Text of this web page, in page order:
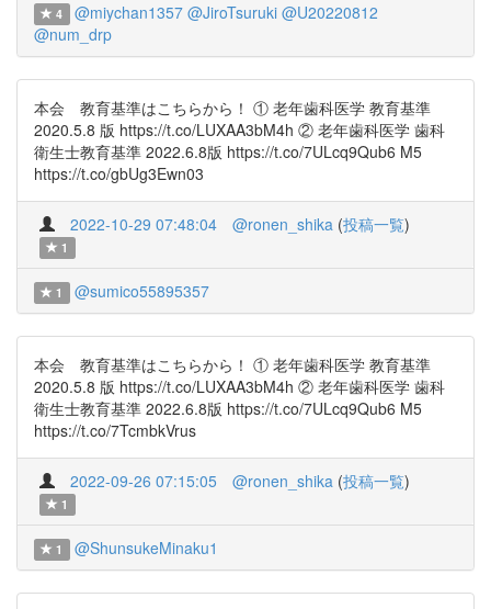
4 @miychan1357 @JiroTsuruki @U20220812
@num_drp
本会 教育基準はこちらから！ ① 老年歯科医学 教育基準
2020.5.8 版 https://t.co/LUXAA3bM4h ② 老年歯科医学 歯科
衛生士教育基準 2022.6.8版 https://t.co/7ULcq9Qub6 M5
https://t.co/gbUg3Ewn03
2022-10-29 07:48:04 @ronen_shika (投稿一覧)
1
1 @sumico55895357
本会 教育基準はこちらから！ ① 老年歯科医学 教育基準
2020.5.8 版 https://t.co/LUXAA3bM4h ② 老年歯科医学 歯科
衛生士教育基準 2022.6.8版 https://t.co/7ULcq9Qub6 M5
https://t.co/7TcmbkVrus
2022-09-26 07:15:05 @ronen_shika (投稿一覧)
1
1 @ShunsukeMinaku1